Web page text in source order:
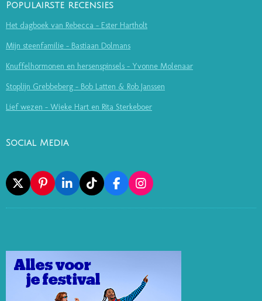
Populairste recensies
Het dagboek van Rebecca - Ester Hartholt
Mijn steenfamilie - Bastiaan Dolmans
Knuffelhormonen en hersenspinsels - Yvonne Molenaar
Stoplijn Grebbeberg - Bob Latten & Rob Janssen
Lief wezen - Wieke Hart en Rita Sterkeboer
Social Media
X
P
I
N
E
S
T
L
I
N
I
N
T
I
K
F
A
C
O
I
N
S
R
M